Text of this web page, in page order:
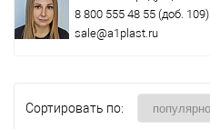
8 800 555 48 55 (доб. 109)
sale@a1plast.ru
Сортировать по: